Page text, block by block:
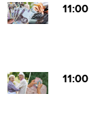
11:00
11:00